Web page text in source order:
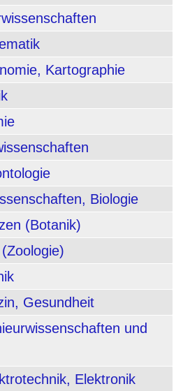
Kartographie
Biologie
(Botanik)
Gesundheit
und
Elektronik